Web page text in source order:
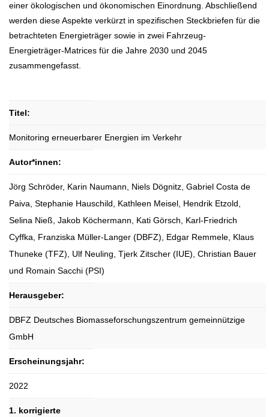
einer ökologischen und ökonomischen Einordnung. Abschließend
werden diese Aspekte verkürzt in spezifischen Steckbriefen für die
betrachteten Energieträger sowie in zwei Fahrzeug-
Energieträger-Matrices für die Jahre 2030 und 2045
zusammengefasst.
Titel:
Monitoring erneuerbarer Energien im Verkehr
Autor*innen:
Jörg Schröder, Karin Naumann, Niels Dögnitz, Gabriel Costa de
Paiva, Stephanie Hauschild, Kathleen Meisel, Hendrik Etzold,
Selina Nieß, Jakob Köchermann, Kati Görsch, Karl-Friedrich
Cyffka, Franziska Müller-Langer (DBFZ), Edgar Remmele, Klaus
Thuneke (TFZ), Ulf Neuling, Tjerk Zitscher (IUE), Christian Bauer
und Romain Sacchi (PSI)
Herausgeber:
DBFZ Deutsches Biomasseforschungszentrum gemeinnützige
GmbH
Erscheinungsjahr:
2022
1. korrigierte